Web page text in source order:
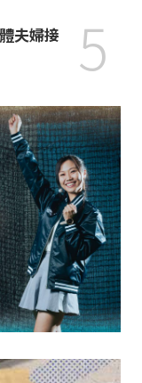
夫婦接
5